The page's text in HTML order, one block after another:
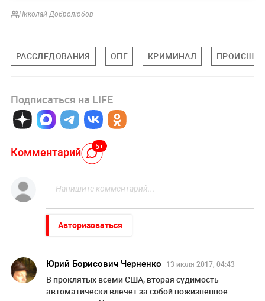
Николай Добролюбов
РАССЛЕДОВАНИЯ ОПГ КРИМИНАЛ
Подписаться на LIFE
Комментарий 5+
Авторизоваться
Юрий Борисович Черненко 13 июля 2017, 04:43
В проклятых всеми США, вторая судимость
автоматически влечёт за собой пожизненное